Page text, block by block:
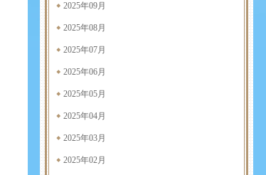
2025年09月
2025年08月
2025年07月
2025年06月
2025年05月
2025年04月
2025年03月
2025年02月